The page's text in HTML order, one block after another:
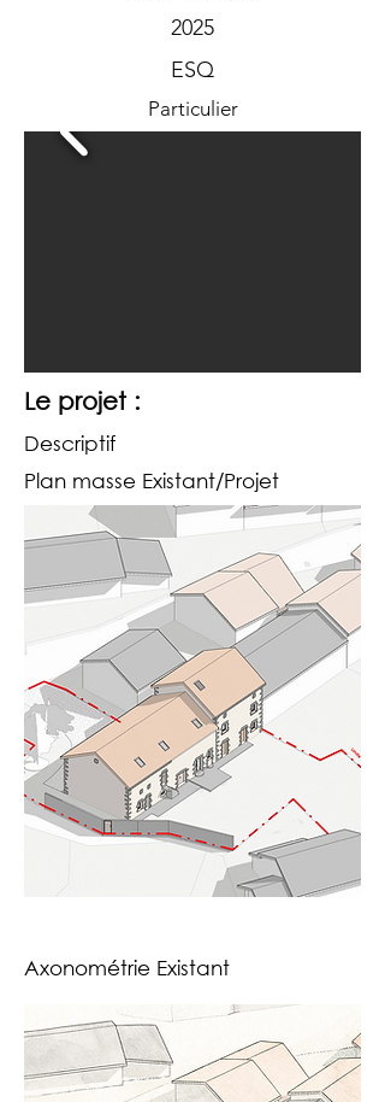
2025
ESQ
Particulier
Le projet :
Descriptif
Plan masse Existant/Projet
Axonométrie Existant